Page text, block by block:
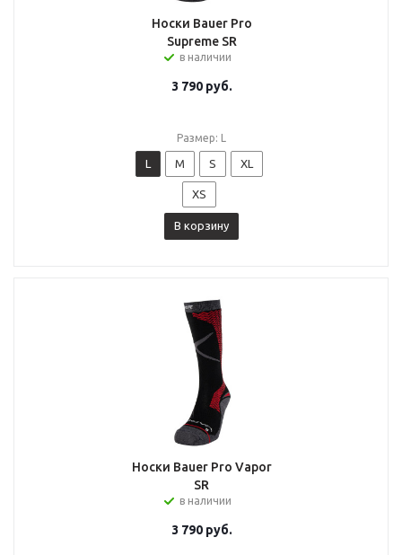
Носки Bauer Pro
Supreme SR
в наличии
3 790руб.
Размер: L
L M S XL
XS
В корзину
Носки Bauer Pro Vapor
SR
в наличии
3 790руб.